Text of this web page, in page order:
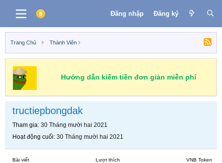
Đăng nhập Đăng ký
Trang Chủ Thành Viên
Hướng dẫn kiếm tiền đơn giản miễn phí
tructiepbongdak
Tham gia 30 Tháng mười hai 2021
Hoạt động cuối 30 Tháng mười hai 2021
Bài viết Lượt thích VNB Token